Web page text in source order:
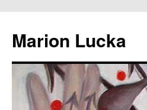
Marion Lucka